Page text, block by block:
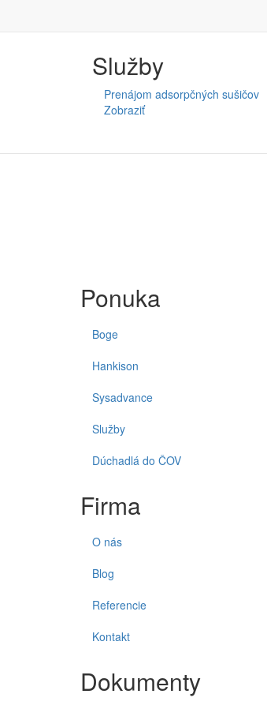
Služby
Prenájom adsorpčných sušičov
Zobraziť
Ponuka
Boge
Hankison
Sysadvance
Služby
Dúchadlá do ČOV
Firma
O nás
Blog
Referencie
Kontakt
Dokumenty